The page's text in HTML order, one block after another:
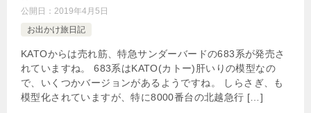
公開日： 2019年4月5日
お出かけ旅日記
KATOからは売れ筋、特急サンダーバードの683系が発売さ
れていますね。 683系はKATO(カトー)肝いりの模型なの
で、いくつかバージョンがあるようですね。 しらさぎ、も
模型化されていますが、特に8000番台の北越急行 […]